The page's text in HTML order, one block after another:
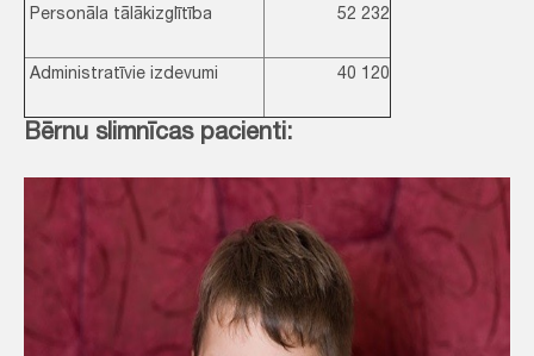
Personāla tālākizglītība 52 232
Administratīvie izdevumi 40 120
Bērnu slimnīcas pacienti: